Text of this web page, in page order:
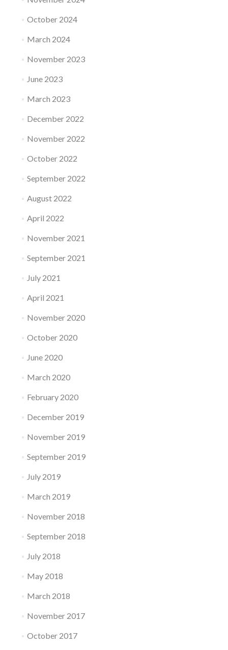
October 2024
March 2024
November 2023
June 2023
March 2023
December 2022
November 2022
October 2022
September 2022
August 2022
April 2022
November 2021
September 2021
July 2021
April 2021
November 2020
October 2020
June 2020
March 2020
February 2020
December 2019
November 2019
September 2019
July 2019
March 2019
November 2018
September 2018
July 2018
May 2018
March 2018
November 2017
October 2017